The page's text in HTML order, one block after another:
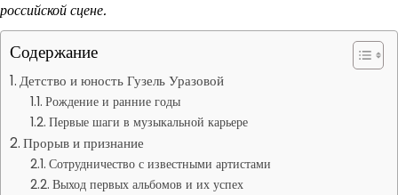
российской сцене.
Содержание
Детство и юность Гузель Уразовой
Рождение и ранние годы
Первые шаги в музыкальной карьере
Прорыв и признание
Сотрудничество с известными артистами
Выход первых альбомов и их успех